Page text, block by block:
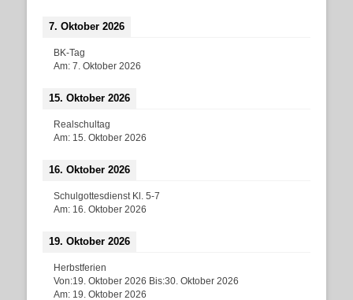
7. Oktober 2026
BK-Tag
Am: 7. Oktober 2026
15. Oktober 2026
Realschultag
Am: 15. Oktober 2026
16. Oktober 2026
Schulgottesdienst Kl. 5-7
Am: 16. Oktober 2026
19. Oktober 2026
Herbstferien
Von:19. Oktober 2026 Bis:30. Oktober 2026
Am: 19. Oktober 2026